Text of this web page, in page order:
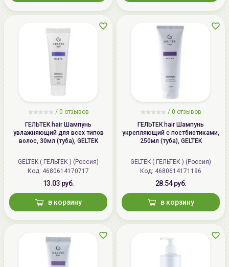
/ 0 отзывов
ГЕЛЬТЕК hair Шампунь
увлажняющий для всех типов
волос, 30мл (туба), GELTEK
GELTEK ( ГЕЛЬТЕК ) (Россия)
Код: 4680614170717
13.03 руб.
в корзину
/ 0 отзывов
ГЕЛЬТЕК hair Шампунь
укрепляющий с постбиотиками,
250мл (туба), GELTEK
GELTEK ( ГЕЛЬТЕК ) (Россия)
Код: 4680614171196
28.54 руб.
в корзину